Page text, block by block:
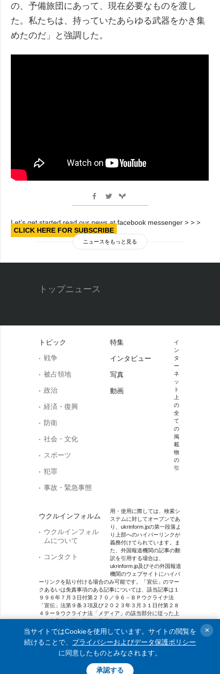
の、予備旅団にあって、現在必要なものを渡し
た。私たちは、持っていたあらゆる武器をかき集
めたのだ」と強調した。
Let’s get started read our news at facebook messenger > > >
CLICK HERE FOR SUBSCRIBE
ニュースをもっと見る
トップニュース
トピック
戦争
被占領地
政治
経済・復興
防衛
社会・文化
スポーツ
犯罪
事故・緊急事態
ウクルインフォルム
ウクルインフォル
ムについて
コンタクト
特集
インタビュー
写真
動画
イ
ン
タ
ー
ネ
ッ
ト
上
の
全
て
の
掲
載
物
の
引
用・使用に際しては、検索シ
ステムに対してオープンであ
り、ukrinform.jpの第一段落よ
り上部へのハイパーリンクが
義務付けてられています。ま
た、外国報道機関の記事の翻
訳を引用する場合は、
ukrinform.jp及びその外国報道
機関のウェブサイトにハイパ
ーリンクを貼り付ける場合のみ可能です。「宣伝」のマー
クあるいは免責事項のある記事については、該当記事は１
９９６年７月３日付第２７０／９６－ＢＰウクライナ法
「宣伝」法第９条３項及び２０２３年３月３１日付第２８
４９ー９ウクライナ法「メディア」の該当部分に従った上
で、合意／会計を根拠に掲載されています。
オンラインメディア主体 メディア識別番号：R40-01421.
© 2015-2026 Ukrinform. All rights reserved.
当サイトではCookieを使用しています。サイトの閲覧を
続けることで、 プライバシーおよびデータ保護ポリシー
に同意したものとみなされます。
承認する
×